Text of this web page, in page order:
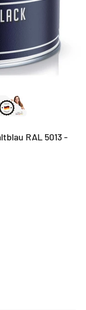
RAL 5013 -